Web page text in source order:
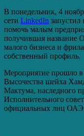
В понедельник, 4
сети LinkedIn
помочь малым
получившая название
малого бизнеса и
собственный профиль.
Мероприятие прошло
Высочества шейха
Мактума, наследного
Исполнительного
официальных лиц